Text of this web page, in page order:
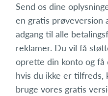
Send os dine
en gratis prøveversion
adgang til alle
reklamer. Du vil få
oprette din konto og få
hvis du ikke er
bruge vores gratis